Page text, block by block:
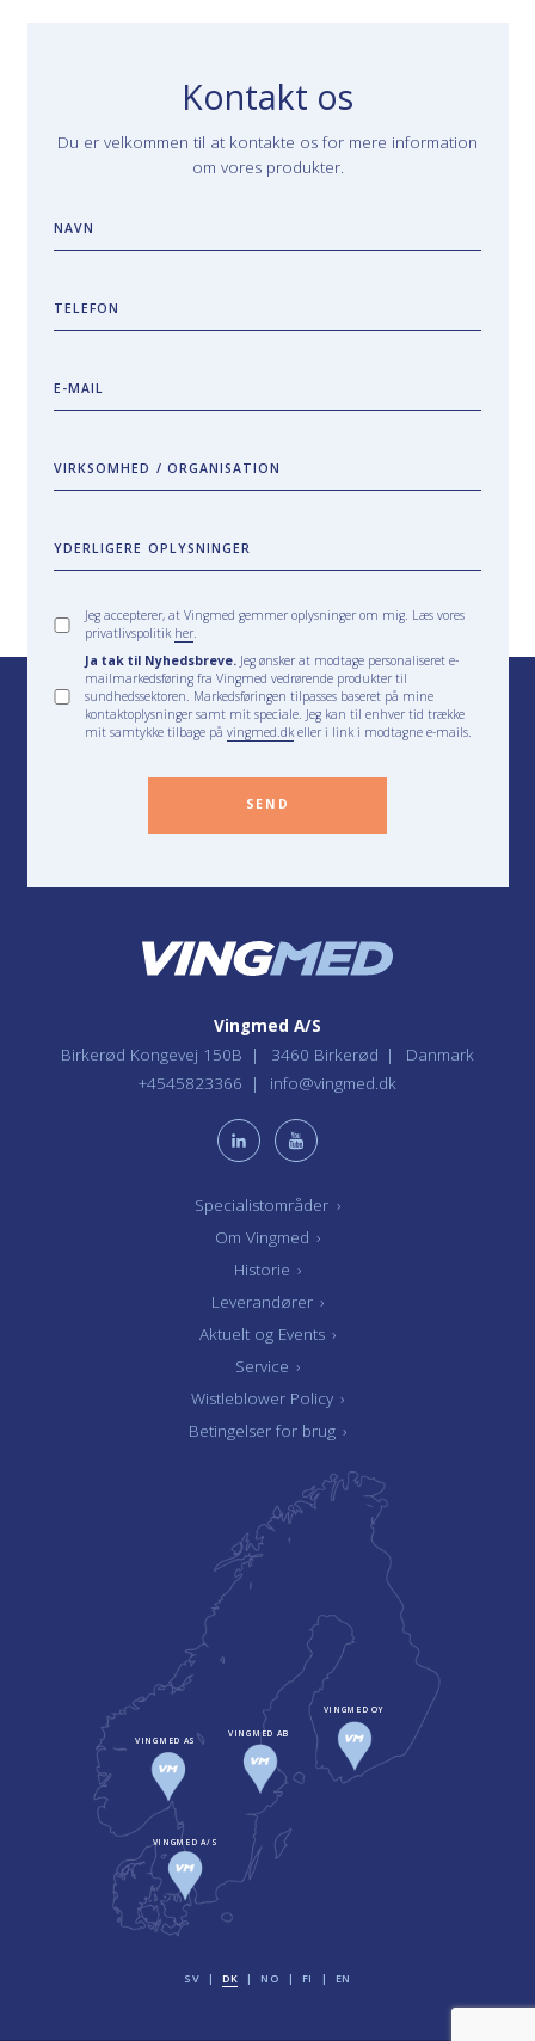
Kontakt os
Du er velkommen til at kontakte os for mere information
om vores produkter.
NAVN
TELEFON
E-MAIL
VIRKSOMHED / ORGANISATION
YDERLIGERE OPLYSNINGER
Jeg accepterer, at Vingmed gemmer oplysninger om mig. Læs vores
privatlivspolitik her.
Ja tak til Nyhedsbreve. Jeg ønsker at modtage personaliseret e-
mailmarkedsføring fra Vingmed vedrørende produkter til
sundhedssektoren. Markedsføringen tilpasses baseret på mine
kontaktoplysninger samt mit speciale. Jeg kan til enhver tid trække
mit samtykke tilbage påvingmed.dkeller i link i modtagne e-mails.
SEND
Specialistområder ›
Om Vingmed ›
Historie ›
Leverandører ›
Aktuelt og Events ›
Service ›
Wistleblower Policy ›
Betingelser for brug ›
Vingmed A/S
Birkerød Kongevej 150B
3460 Birkerød
Danmark
+4545823366
info@vingmed.dk
VINGMED A/S
VINGMED AS
VINGMED AB
VINGMED OY
SV DK NO FI EN